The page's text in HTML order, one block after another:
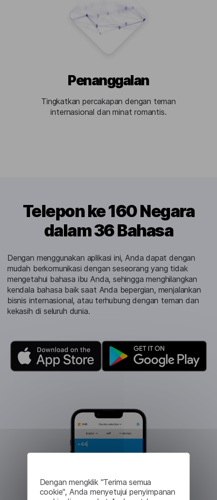
Dengan mengklik "Terima semua
cookie", Anda menyetujui penyimpanan
Penanggalan
Tingkatkan percakapan dengan teman
internasional dan minat romantis.
Telepon ke 160 Negara
dalam 36 Bahasa
Dengan menggunakan aplikasi ini, Anda dapat dengan
mudah berkomunikasi dengan seseorang yang tidak
mengetahui bahasa ibu Anda, sehingga menghilangkan
kendala bahasa baik saat Anda bepergian, menjalankan
bisnis internasional, atau terhubung dengan teman dan
kekasih di seluruh dunia.